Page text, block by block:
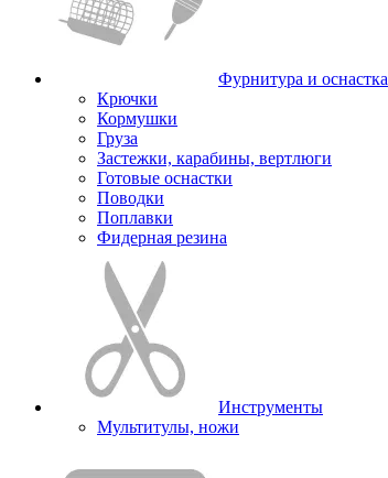
Фурнитура и оснастка
Крючки
Кормушки
Груза
Застежки, карабины, вертлюги
Готовые оснастки
Поводки
Поплавки
Фидерная резина
Инструменты
Мультитулы, ножи